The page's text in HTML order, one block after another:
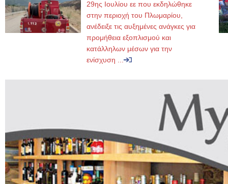
29ης Ιουλίου εε που εκδηλώθηκε
στην περιοχή του Πλωμαρίου,
ανέδειξε τις αυξημένες ανάγκες για
προμήθεια εξοπλισμού και
κατάλληλων μέσων για την
ενίσχυση ...